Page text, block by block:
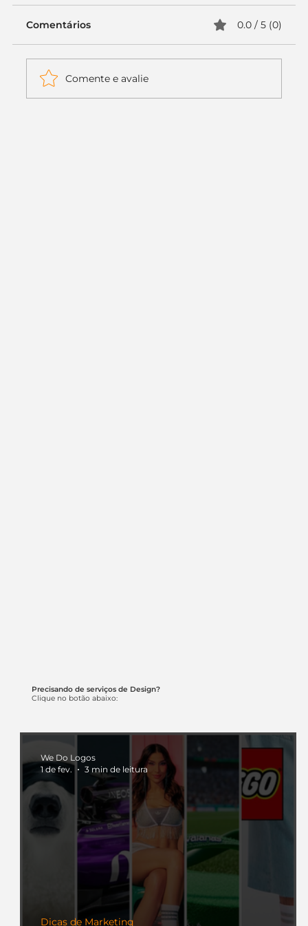
Precisando de serviços de Design?
Clique no botão abaixo:
Dicas de Marketing
We Do Logos
1 de fev.
3 min de leitura
Comentários 0.0 / 5 (0)
Comente e avalie